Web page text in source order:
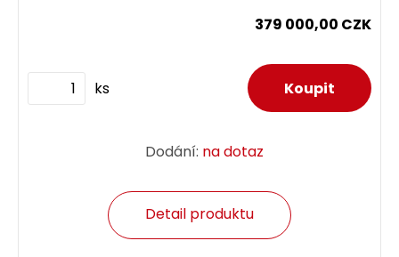
379 000,00 CZK
ks
Dodání: na dotaz
Detail produktu